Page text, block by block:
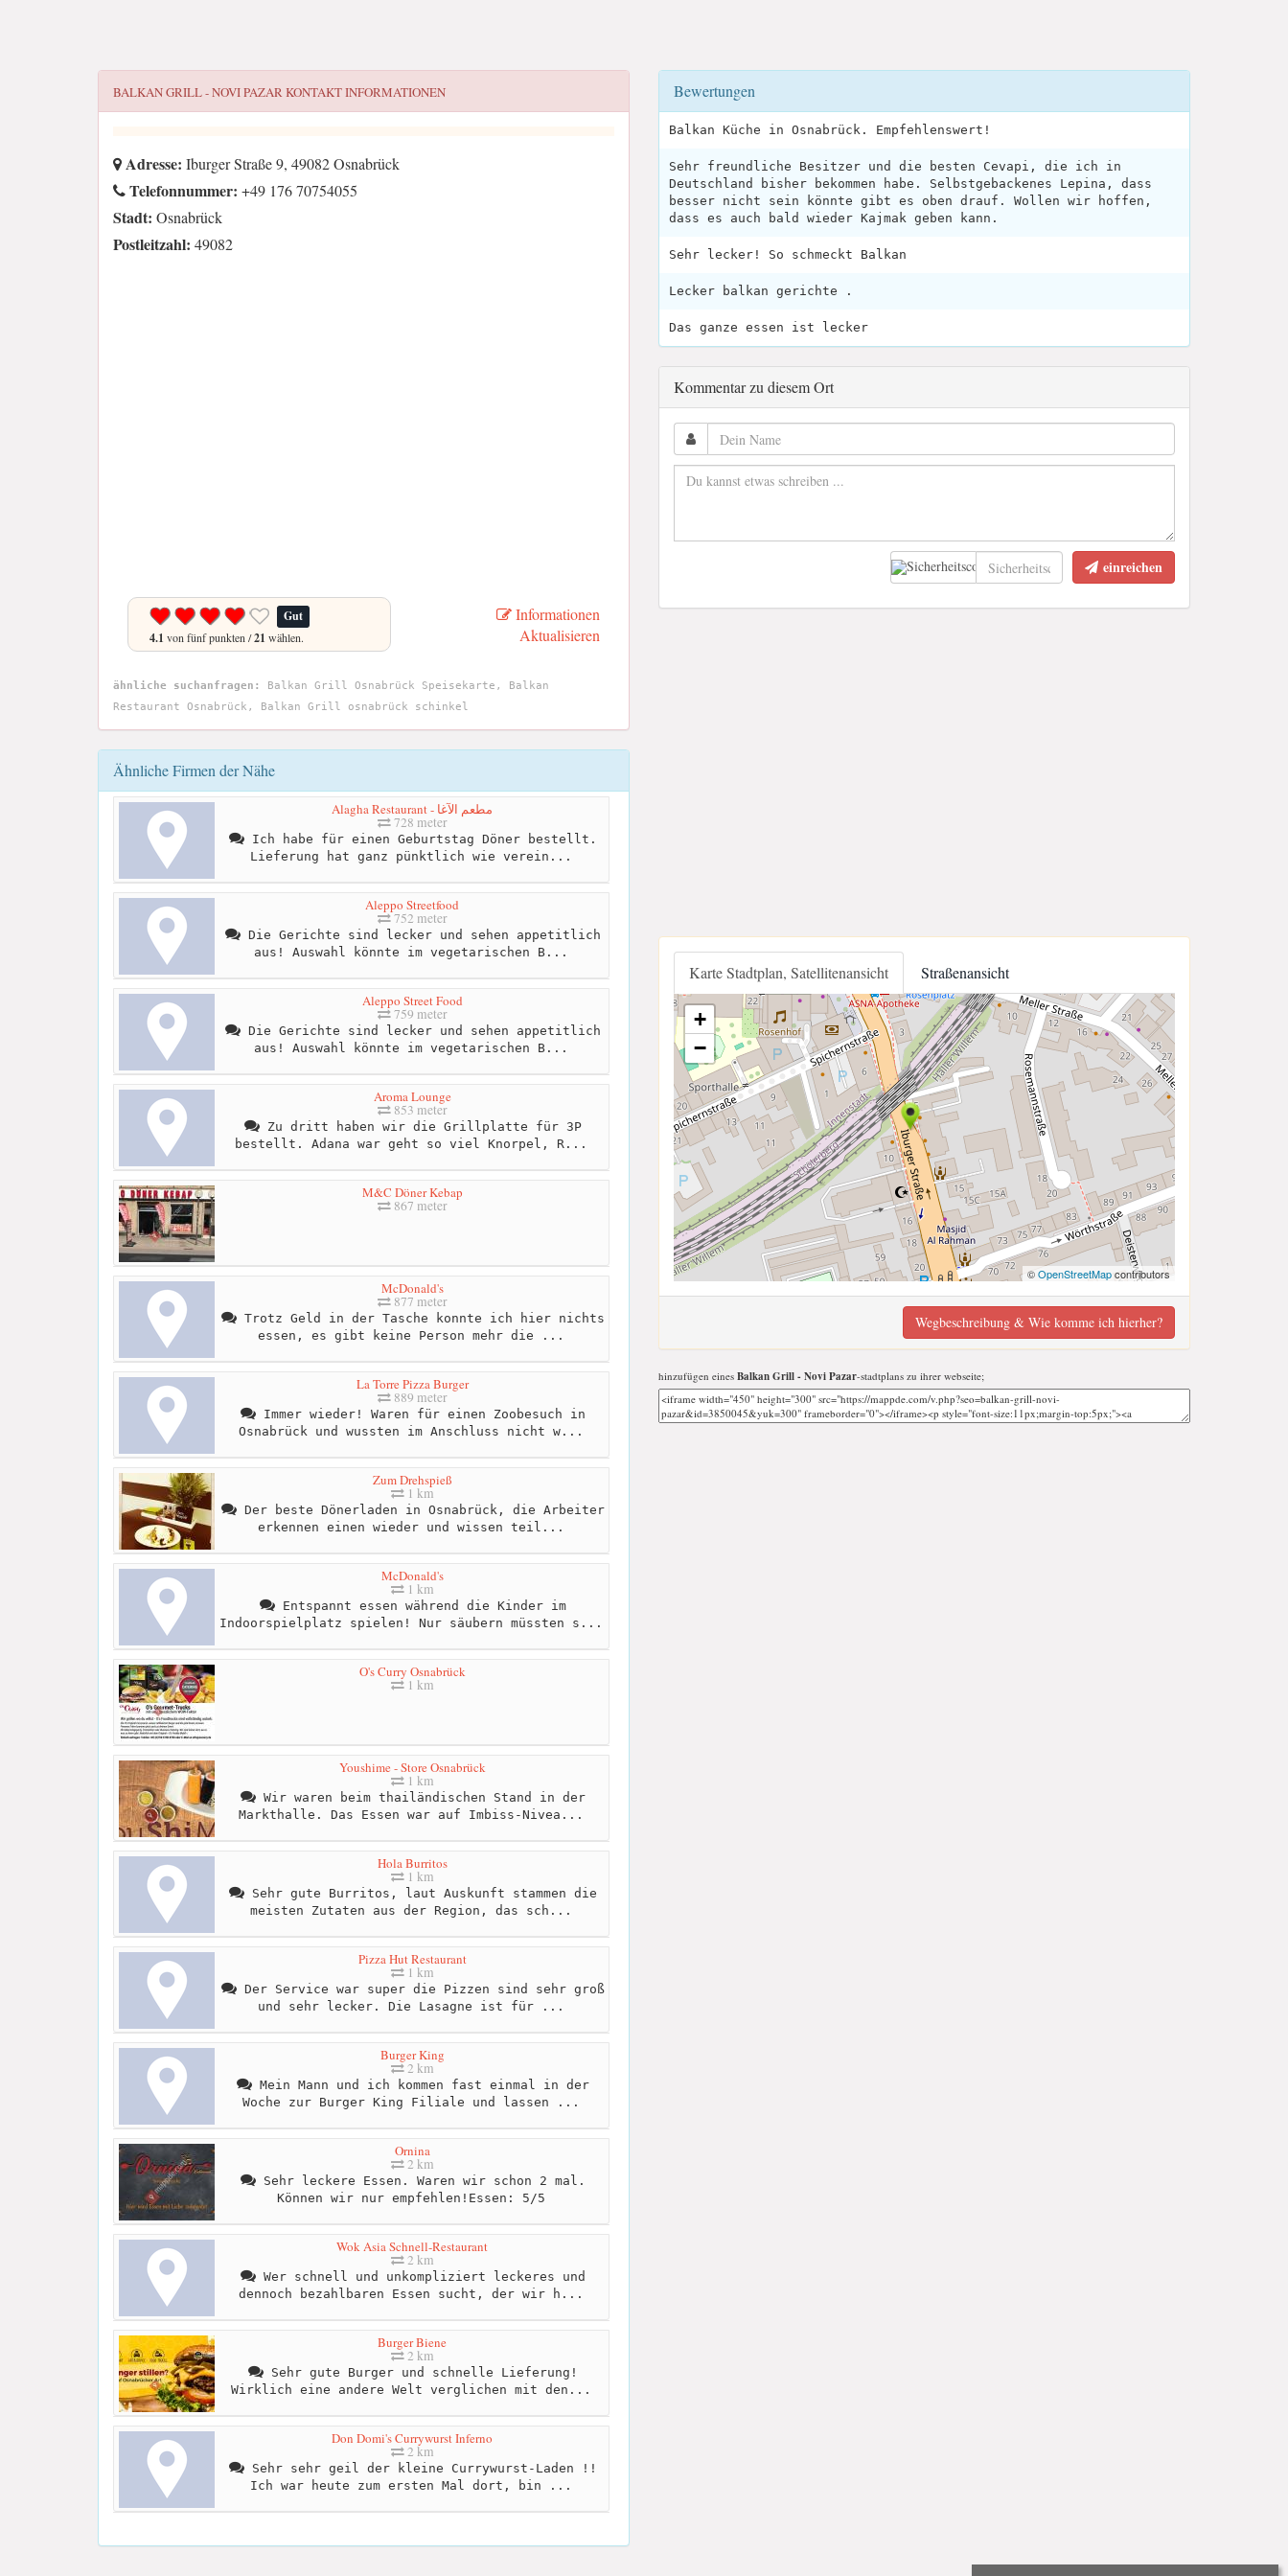
BALKAN GRILL - NOVI PAZARKONTAKT INFORMATIONEN
Adresse: Iburger Straße 9, 49082 Osnabrück
Telefonnummer: +49 176 70754055
Stadt: Osnabrück
Postleitzahl: 49082
Gut
4.1 von fünf punkten /21 wählen.
Informationen
Aktualisieren
ähnliche suchanfragen:
Balkan Grill Osnabrück Speisekarte, Balkan
Restaurant Osnabrück, Balkan Grill osnabrück schinkel
Ähnliche Firmen der Nähe
Alagha Restaurant - مطعم الآغا
728 meter
Ich habe für einen Geburtstag Döner bestellt.
Lieferung hat ganz pünktlich wie verein...
Aleppo Streetfood
752 meter
Die Gerichte sind lecker und sehen appetitlich
aus! Auswahl könnte im vegetarischen B...
Aleppo Street Food
759 meter
Die Gerichte sind lecker und sehen appetitlich
aus! Auswahl könnte im vegetarischen B...
Aroma Lounge
853 meter
Zu dritt haben wir die Grillplatte für 3P
bestellt. Adana war geht so viel Knorpel, R...
M&C Döner Kebap
867 meter
McDonald's
877 meter
Trotz Geld in der Tasche konnte ich hier nichts
essen, es gibt keine Person mehr die ...
La Torre Pizza Burger
889 meter
Immer wieder! Waren für einen Zoobesuch in
Osnabrück und wussten im Anschluss nicht w...
Zum Drehspieß
1 km
Der beste Dönerladen in Osnabrück, die Arbeiter
erkennen einen wieder und wissen teil...
McDonald's
1 km
Entspannt essen während die Kinder im
Indoorspielplatz spielen! Nur säubern müssten s...
O's Curry Osnabrück
1 km
Youshime - Store Osnabrück
1 km
Wir waren beim thailändischen Stand in der
Markthalle. Das Essen war auf Imbiss-Nivea...
Hola Burritos
1 km
Sehr gute Burritos, laut Auskunft stammen die
meisten Zutaten aus der Region, das sch...
Pizza Hut Restaurant
1 km
Der Service war super die Pizzen sind sehr groß
und sehr lecker. Die Lasagne ist für ...
Burger King
2 km
Mein Mann und ich kommen fast einmal in der
Woche zur Burger King Filiale und lassen ...
Ornina
2 km
Sehr leckere Essen. Waren wir schon 2 mal.
Können wir nur empfehlen!Essen: 5/5
Wok Asia Schnell-Restaurant
2 km
Wer schnell und unkompliziert leckeres und
dennoch bezahlbaren Essen sucht, der wir h...
Burger Biene
2 km
Sehr gute Burger und schnelle Lieferung!
Wirklich eine andere Welt verglichen mit den...
Don Domi's Currywurst Inferno
2 km
Sehr sehr geil der kleine Currywurst-Laden !!
Ich war heute zum ersten Mal dort, bin ...
Bewertungen
Balkan Küche in Osnabrück. Empfehlenswert!
Sehr freundliche Besitzer und die besten Cevapi, die ich in
Deutschland bisher bekommen habe. Selbstgebackenes Lepina, dass
besser nicht sein könnte gibt es oben drauf. Wollen wir hoffen,
dass es auch bald wieder Kajmak geben kann.
Sehr lecker! So schmeckt Balkan
Lecker balkan gerichte .
Das ganze essen ist lecker
Kommentar zu diesem Ort
einreichen
Karte Stadtplan, Satellitenansicht Straßenansicht
+
−
©OpenStreetMapcontributors
Wegbeschreibung & Wie komme ich hierher?
hinzufügen eines Balkan Grill - Novi Pazar-stadtplans zu ihrer webseite;